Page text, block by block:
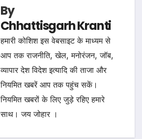
By
Chhattisgarh Kranti
हमारी कोशिश इस वेबसाइट के माध्यम से
आप तक राजनीति, खेल, मनोरंजन, जॉब,
व्यापार देश विदेश इत्यादि की ताजा और
नियमित खबरें आप तक पहुंच सकें।
नियमित खबरों के लिए जुड़े रहिए हमारे
साथ। जय जोहार ।